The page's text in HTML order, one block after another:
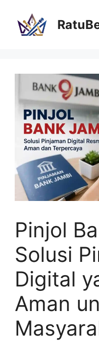
Pinjol
Solusi
Digital
Aman